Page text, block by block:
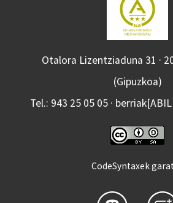
Otalora Lizentziaduna 31 ·
(Gipuzkoa)
Tel.: 943 25 05 05 ·
CodeSyntaxek